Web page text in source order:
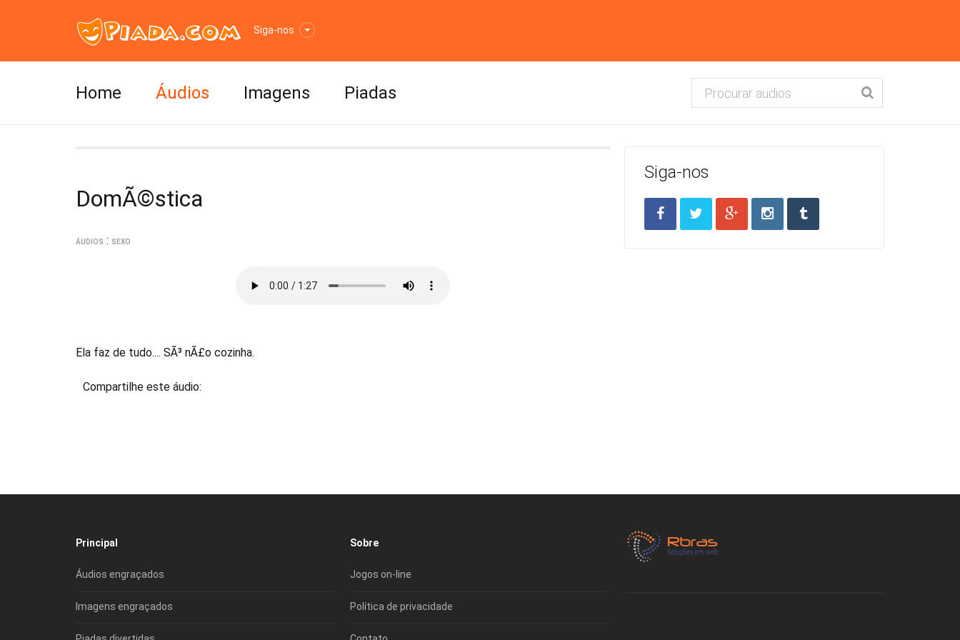
Siga-nos
Home Áudios Imagens Piadas
DomÃ©stica
ÁUDIOS : SEXO
Ela faz de tudo.... SÃ³ nÃ£o cozinha.
Compartilhe este áudio:
Siga-nos
Principal
Áudios engraçados
Imagens engraçados
Sobre
Jogos on-line
Política de privacidade